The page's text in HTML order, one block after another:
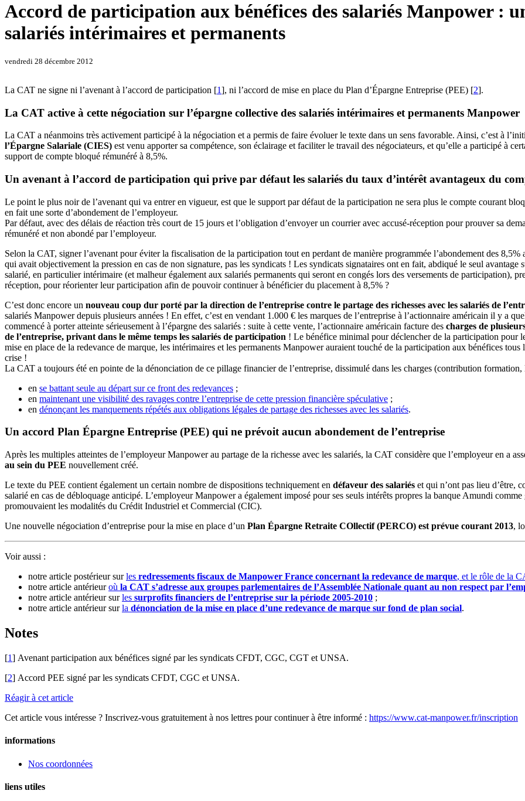
Accord de participation aux bénéfices des salariés Manpower :
salariés intérimaires et permanents
vendredi 28 décembre 2012
La CAT ne signe ni l’avenant à l’accord de participation [1], ni l’accord de mise en place du Plan d’Épargne Entreprise (PEE) [2].
La CAT active à cette négociation sur l’épargne collective des salariés intérimaires et permanents Manpower
La CAT a néanmoins très activement participé à la négociation et a permis de faire évoluer le texte dans un sens favorable. Ainsi, c’est à
l’Épargne Salariale (CIES) est venu apporter sa compétence, son éclairage et faciliter le travail des négociateurs, et qu’elle a participé à
support de compte bloqué rémunéré à 8,5%.
Un avenant à l’accord de participation qui prive par défaut les salariés du taux d’intérêt avantageux du
Le point le plus noir de l’avenant qui va entrer en vigueur, est que le support par défaut de la participation ne sera plus le compte courant
en fait une sorte d’abondement de l’employeur.
Par défaut, avec des délais de réaction très court de 15 jours et l’obligation d’envoyer un courrier avec accusé-réception pour prouver sa
rémunéré et non abondé par l’employeur.
Selon la CAT, signer l’avenant pour éviter la fiscalisation de la participation tout en perdant de manière programmée l’abondement des 8,5%
qui avait objectivement la pression en cas de non signature, pas les syndicats ! Les syndicats signataires ont en fait, abdiqué le seul
salarié, en particulier intérimaire (et malheur également aux salariés permanents qui seront en congés lors des versements de participation),
réception, pour réorienter leur participation afin de pouvoir continuer à bénéficier du placement à 8,5% ?
C’est donc encore un nouveau coup dur porté par la direction de l’entreprise contre le partage des richesses avec les salariés de
salariés Manpower depuis plusieurs années ! En effet, c’est en vendant 1.000 € les marques de l’entreprise à l’actionnaire américain il y a
commencé à porter atteinte sérieusement à l’épargne des salariés : suite à cette vente, l’actionnaire américain facture des charges de
de l’entreprise, privant dans le même temps les salariés de participation ! Le bénéfice minimal pour déclencher de la participation pour
mise en place de la redevance de marque, les intérimaires et les permanents Manpower auraient touché de la participation aux bénéfices
crise !
La CAT a toujours été en pointe de la dénonciation de ce pillage financier de l’entreprise, dissimulé dans les charges (contribution
en se battant seule au départ sur ce front des redevances ;
en maintenant une visibilité des ravages contre l’entreprise de cette pression financière spéculative ;
en dénonçant les manquements répétés aux obligations légales de partage des richesses avec les salariés.
Un accord Plan Épargne Entreprise (PEE) qui ne prévoit aucun abondement de l’entreprise
Après les multiples atteintes de l’employeur Manpower au partage de la richesse avec les salariés, la CAT considère que l’employeur en a
au sein du PEE nouvellement créé.
Le texte du PEE contient également un certain nombre de dispositions techniquement en défaveur des salariés et qui n’ont pas lieu d’être,
salarié en cas de débloquage anticipé. L’employeur Manpower a également imposé pour ses seuls intérêts propres la banque Amundi
promouvaient les modalités du Crédit Industriel et Commercial (CIC).
Une nouvelle négociation d’entreprise pour la mise en place d’un Plan Épargne Retraite COllectif (PERCO) est prévue courant 2013,
Voir aussi :
notre article postérieur surles redressements fiscaux de Manpower France concernant la redevance de marque, et le rôle de la
notre article antérieuroù la CAT s’adresse aux groupes parlementaires de l’Assemblée Nationale quant au non respect par
notre article antérieur surles surprofits financiers de l’entreprise sur la période 2005-2010 ;
notre article antérieur surla dénonciation de la mise en place d’une redevance de marque sur fond de plan social.
Notes
[1] Avenant participation aux bénéfices signé par les syndicats CFDT, CGC, CGT et UNSA.
[2] Accord PEE signé par les syndicats CFDT, CGC et UNSA.
Réagir à cet article
Cet article vous intéresse ? Inscrivez-vous gratuitement à nos lettres pour continuer à être informé : https://www.cat-manpower.fr/inscription
informations
Nos coordonnées
liens utiles